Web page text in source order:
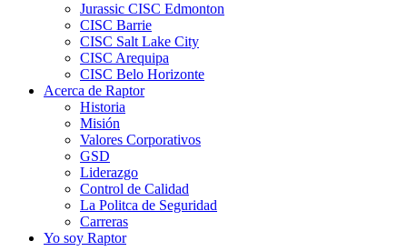
Jurassic CISC Edmonton
CISC Barrie
CISC Salt Lake City
CISC Arequipa
CISC Belo Horizonte
Acerca de Raptor
Historia
Misión
Valores Corporativos
GSD
Liderazgo
Control de Calidad
La Politca de Seguridad
Carreras
Yo soy Raptor